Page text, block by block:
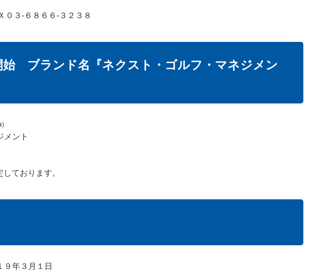
０３-６８６６-３２３８
始 ブランド名『ネクスト・ゴルフ・マネジメン
ント
ております。
９年３月１日